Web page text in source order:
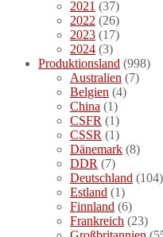
2021 (37)
2022 (26)
2023 (17)
2024 (3)
Produktionsland (998)
Australien (7)
Belgien (4)
China (1)
CSFR (1)
CSSR (1)
Dänemark (8)
DDR (7)
Deutschland (104)
Estland (1)
Finnland (6)
Frankreich (23)